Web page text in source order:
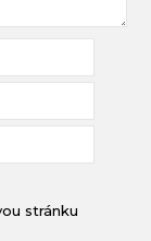
stránku